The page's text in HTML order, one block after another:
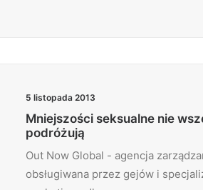
5 listopada 2013
Mniejszości seksualne nie
podróżują
Out Now Global - agencja
obsługiwana przez gejów i